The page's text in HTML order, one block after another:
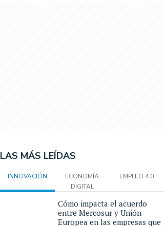
LAS MÁS LEÍDAS
INNOVACIÓN
ECONOMÍA
DIGITAL
EMPLEO 4.0
Cómo impacta el acuerdo
entre Mercosur y Unión
Europea en las empresas que